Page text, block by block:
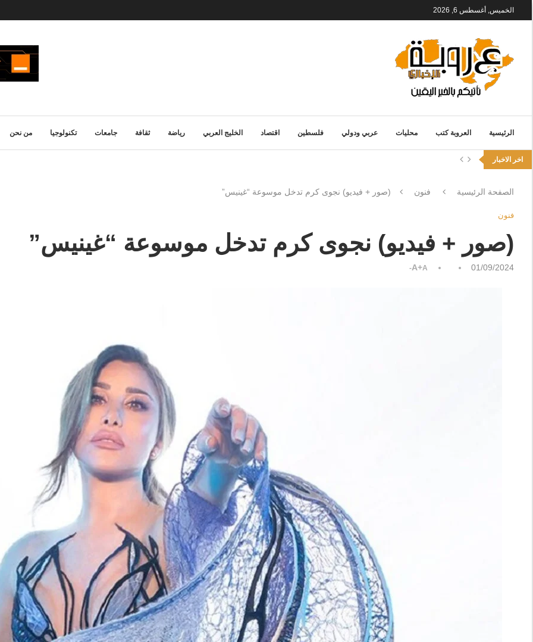
الخميس, أغسطس 6, 2026
الرئيسية العروبة كتب محليات عربي ودولي فلسطين اقتصاد الخليج العربي رياضة ثقافة جامعات تكنولوجيا من نحن
اخر الاخبار
الصفحة الرئيسية فنون (صور + فيديو) نجوى كرم تدخل موسوعة “غينيس”
فنون
(صور + فيديو) نجوى كرم تدخل موسوعة “غينيس”
01/09/2024
A+A-